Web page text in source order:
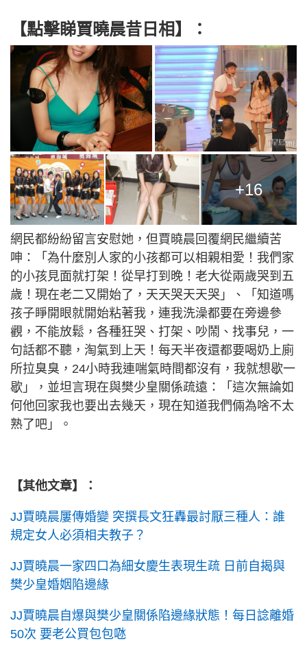
【點擊睇賈曉晨昔日相】：
+16
網民都紛紛留言安慰她，但賈曉晨回覆網民繼續苦
呻：「為什麼別人家的小孩都可以相親相愛！我們家
的小孩見面就打架！從早打到晚！老大從兩歲哭到五
歲！現在老二又開始了，天天哭天天哭」、「知道嗎
孩子睜開眼就開始粘著我，連我洗澡都要在旁邊參
觀，不能放鬆，各種狂哭、打架、吵鬧、找事兒，一
句話都不聽，淘氣到上天！每天半夜還都要喝奶上廁
所拉臭臭，24小時我連喘氣時間都沒有，我就想歇一
歇」，並坦言現在與樊少皇關係疏遠：「這次無論如
何他回家我也要出去幾天，現在知道我們倆為啥不太
熟了吧」。
【其他文章】：
JJ賈曉晨屢傳婚變 突撰長文狂轟最討厭三種人：誰
規定女人必須相夫教子？
JJ賈曉晨一家四口為細女慶生表現生疏 日前自揭與
樊少皇婚姻陷邊緣
JJ賈曉晨自爆與樊少皇關係陷邊緣狀態！每日諗離婚
50次 要老公買包包𠱁